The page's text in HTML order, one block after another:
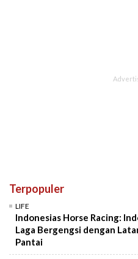
Terpopuler
LIFE
Indonesias Horse Racing:
Laga Bergengsi dengan
Pantai